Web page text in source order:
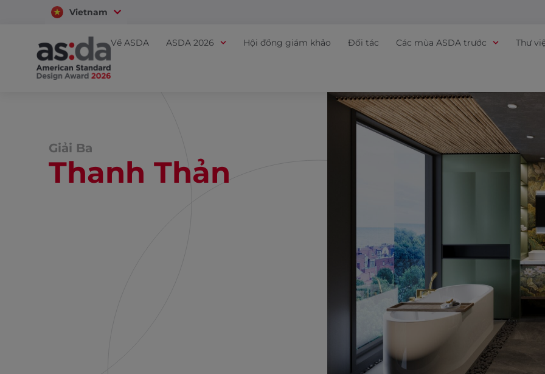
Vietnam
Thailand
Về ASDA ASDA 2026 Hội đồng giám khảo Đối tác Các mùa ASDA trước Thư
Giải Ba
Thanh Thản